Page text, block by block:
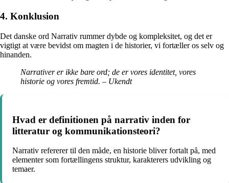
4. Konklusion
Det danske ord Narrativ rummer dybde og kompleksitet, og det er
vigtigt at være bevidst om magten i de historier, vi fortæller os selv og
hinanden.
Narrativer er ikke bare ord; de er vores identitet, vores
historie og vores fremtid. – Ukendt
Hvad er definitionen på narrativ inden for
litteratur og kommunikationsteori?
Narrativ refererer til den måde, en historie bliver fortalt på, med
elementer som fortællingens struktur, karakterers udvikling og
temaer.